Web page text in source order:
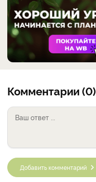
Комментарии (0)
Добавить комментарий